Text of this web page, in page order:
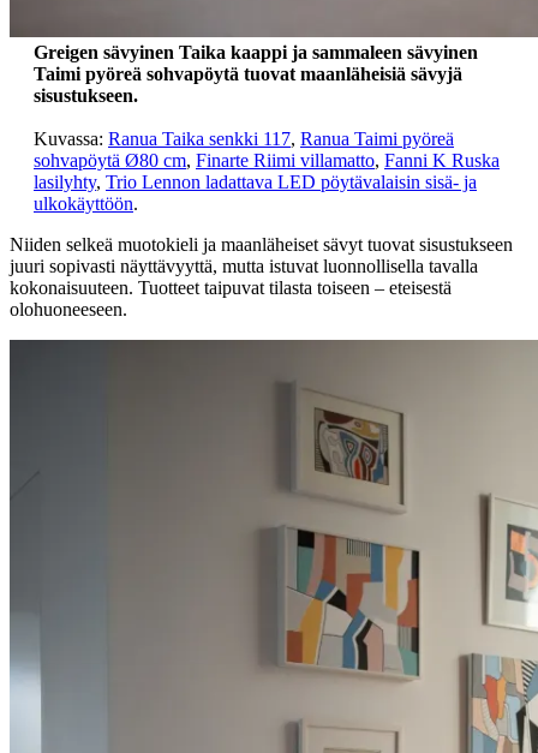
Greigen sävyinen Taika kaappi ja sammaleen sävyinen
Taimi pyöreä sohvapöytä tuovat maanläheisiä sävyjä
sisustukseen.
Kuvassa: Ranua Taika senkki 117, Ranua Taimi pyöreä
sohvapöytä Ø80 cm, Finarte Riimi villamatto, Fanni K Ruska
lasilyhty, Trio Lennon ladattava LED pöytävalaisin sisä- ja
ulkokäyttöön.
Niiden selkeä muotokieli ja maanläheiset sävyt tuovat sisustukseen
juuri sopivasti näyttävyyttä, mutta istuvat luonnollisella tavalla
kokonaisuuteen. Tuotteet taipuvat tilasta toiseen – eteisestä
olohuoneeseen.